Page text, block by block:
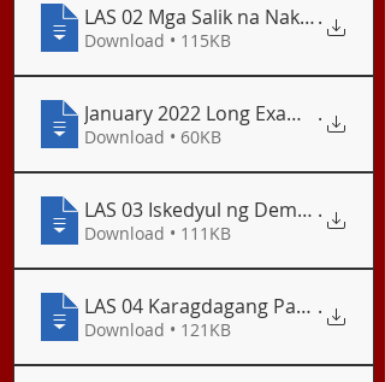
LAS 02 Mga Salik na .
Download • 115KB
January 2022 Long Examination
.
Download • 60KB
LAS 03 Iskedyul ng Demand.
Download • 111KB
LAS 04 Karagdagang .
Download • 121KB